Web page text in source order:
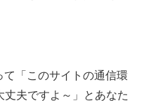
て「このサイトの通信環
夫ですよ～」とあなた